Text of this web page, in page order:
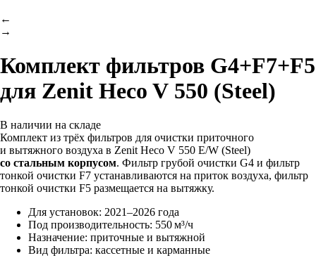
←
→
Комплект фильтров G4+F7+F5
для Zenit Heco V 550 (Steel)
В наличии на складе
Комплект из трёх фильтров для очистки приточного
и вытяжного воздуха в Zenit Heco V 550 E/W (Steel)
со стальным корпусом. Фильтр грубой очистки G4 и фильтр
тонкой очистки F7 устанавливаются на приток воздуха, фильтр
тонкой очистки F5 размещается на вытяжку.
Для установок: 2021–2026 года
Под производительность: 550 м³/ч
Назначение: приточные и вытяжной
Вид фильтра: кассетные и карманные